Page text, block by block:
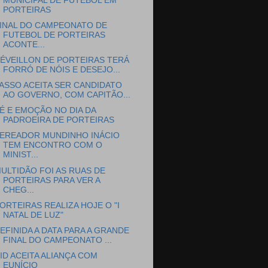
PORTEIRAS
DO CAMPEONATO DE
FUTEBOL DE PORTEIRAS
ACONTE...
DE PORTEIRAS TERÁ
FORRÓ DE NÓIS E DESEJO...
ACEITA SER CANDIDATO
AO GOVERNO, COM CAPITÃO...
E EMOÇÃO NO DIA DA
PADROEIRA DE PORTEIRAS
MUNDINHO INÁCIO
TEM ENCONTRO COM O
MINIST...
FOI AS RUAS DE
PORTEIRAS PARA VER A
CHEG...
REALIZA HOJE O "I
NATAL DE LUZ"
A DATA PARA A GRANDE
FINAL DO CAMPEONATO ...
ACEITA ALIANÇA COM
EUNÍCIO